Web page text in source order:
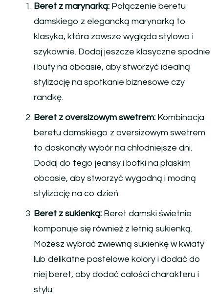
Beret z marynarką: Połączenie beretu
damskiego z elegancką marynarką to
klasyka, która zawsze wygląda stylowo i
szykownie. Dodaj jeszcze klasyczne spodnie
i buty na obcasie, aby stworzyć idealną
stylizację na spotkanie biznesowe czy
randkę.
Beret z oversizowym swetrem: Kombinacja
beretu damskiego z oversizowym swetrem
to doskonały wybór na chłodniejsze dni.
Dodaj do tego jeansy i botki na płaskim
obcasie, aby stworzyć wygodną i modną
stylizację na co dzień.
Beret z sukienką: Beret damski świetnie
komponuje się również z letnią sukienką.
Możesz wybrać zwiewną sukienkę w kwiaty
lub delikatne pastelowe kolory i dodać do
niej beret, aby dodać całości charakteru i
stylu.